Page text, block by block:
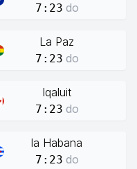
7:23 do
La Paz
7:23 do
Iqaluit
7:23 do
la Habana
7:23 do